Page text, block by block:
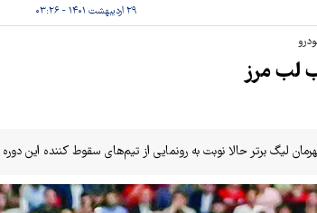
۲۹ اردیبهشت ۱۴۰۱ - ۰۳:۲۶
لب مرز
لیگ برتر حالا نوبت به رونمایی از تیم‌های سقوط کننده این